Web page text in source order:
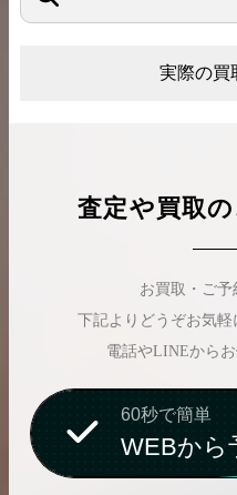
実際の買
査定や買取
お買取・ご
下記よりどうぞお気軽
電話やLINEから
60秒で簡単
WEBから